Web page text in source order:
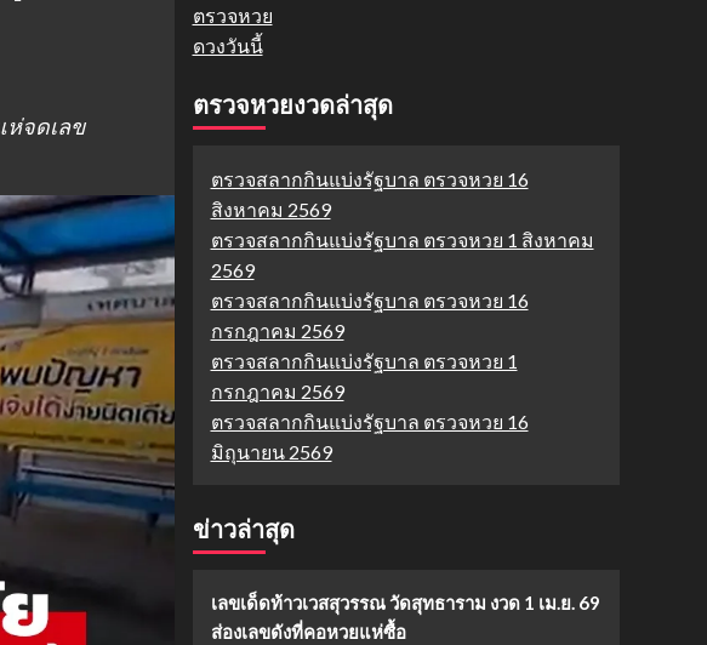
ห่จดเลข
ตรวจหวย
ดวงวันนี้
ตรวจหวยงวดล่าสุด
ตรวจสลากกินแบ่งรัฐบาล ตรวจหวย 16
สิงหาคม 2569
ตรวจสลากกินแบ่งรัฐบาล ตรวจหวย 1 สิงหาคม
2569
ตรวจสลากกินแบ่งรัฐบาล ตรวจหวย 16
กรกฎาคม 2569
ตรวจสลากกินแบ่งรัฐบาล ตรวจหวย 1
กรกฎาคม 2569
ตรวจสลากกินแบ่งรัฐบาล ตรวจหวย 16
มิถุนายน 2569
ข่าวล่าสุด
เลขเด็ดท้าวเวสสุวรรณ วัดสุทธาราม งวด 1 เม.ย. 69
ส่องเลขดังที่คอหวยแห่ซื้อ